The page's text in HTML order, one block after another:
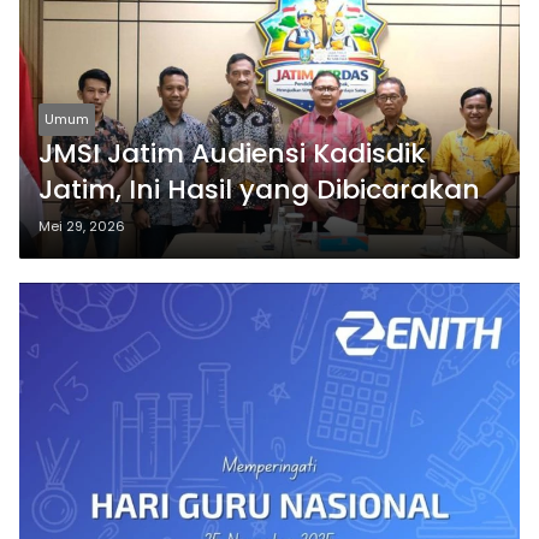
Umum
JMSI Jatim Audiensi Kadisdik
Jatim, Ini Hasil yang Dibicarakan
Mei 29, 2026